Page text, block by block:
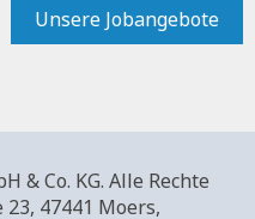
Unsere Jobangebote
& Co. KG. Alle Rechte
23, 47441 Moers,